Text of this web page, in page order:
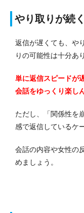
やり取りが続
返信が遅くても、や
りの可能性は十分あ
単に返信スピードが
会話をゆっくり楽し
ただし、「関係性を
感で返信しているケ
会話の内容や女性の
めましょう。